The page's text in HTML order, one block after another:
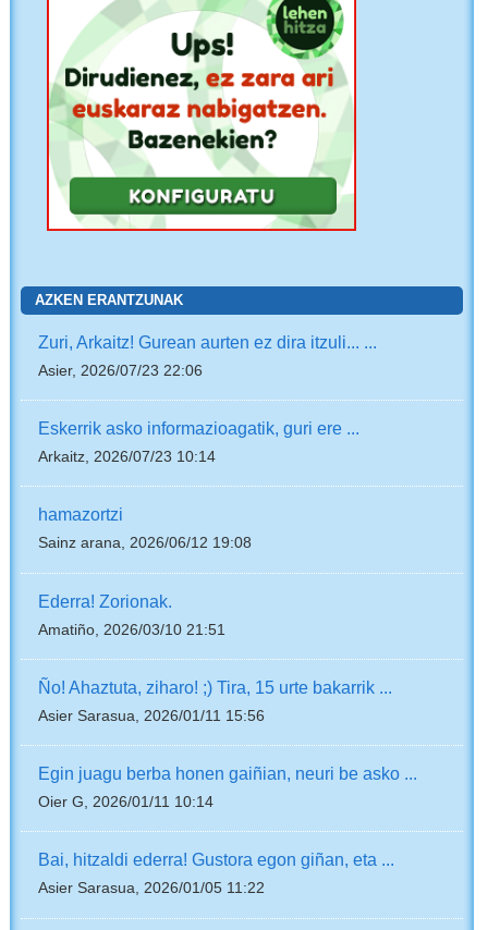
AZKEN ERANTZUNAK
Zuri, Arkaitz! Gurean aurten ez dira itzuli... ...
Asier, 2026/07/23 22:06
Eskerrik asko informazioagatik, guri ere ...
Arkaitz, 2026/07/23 10:14
hamazortzi
Sainz arana, 2026/06/12 19:08
Ederra! Zorionak.
Amatiño, 2026/03/10 21:51
Ño! Ahaztuta, ziharo! ;) Tira, 15 urte bakarrik ...
Asier Sarasua, 2026/01/11 15:56
Egin juagu berba honen gaiñian, neuri be asko ...
Oier G, 2026/01/11 10:14
Bai, hitzaldi ederra! Gustora egon giñan, eta ...
Asier Sarasua, 2026/01/05 11:22